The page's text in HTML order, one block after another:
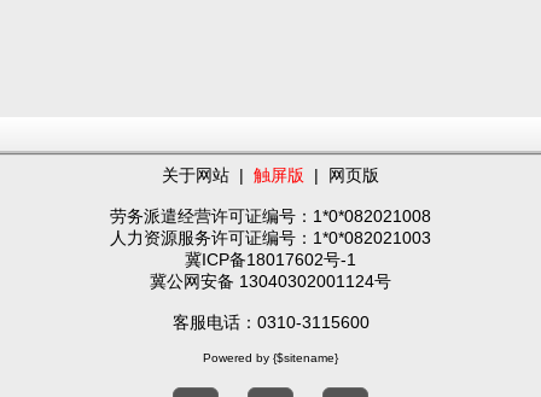
关于网站 | 触屏版 | 网页版
劳务派遣经营许可证编号：1*0*082021008
人力资源服务许可证编号：1*0*082021003
冀ICP备18017602号-1
冀公网安备 13040302001124号
客服电话：0310-3115600
Powered by {$sitename}